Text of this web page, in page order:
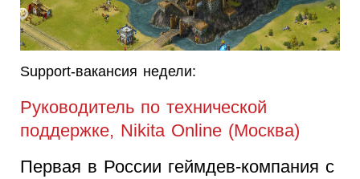
Support-вакансия недели:
Руководитель по технической
поддержке, Nikita Online (Москва)
Первая в России геймдев-компания с